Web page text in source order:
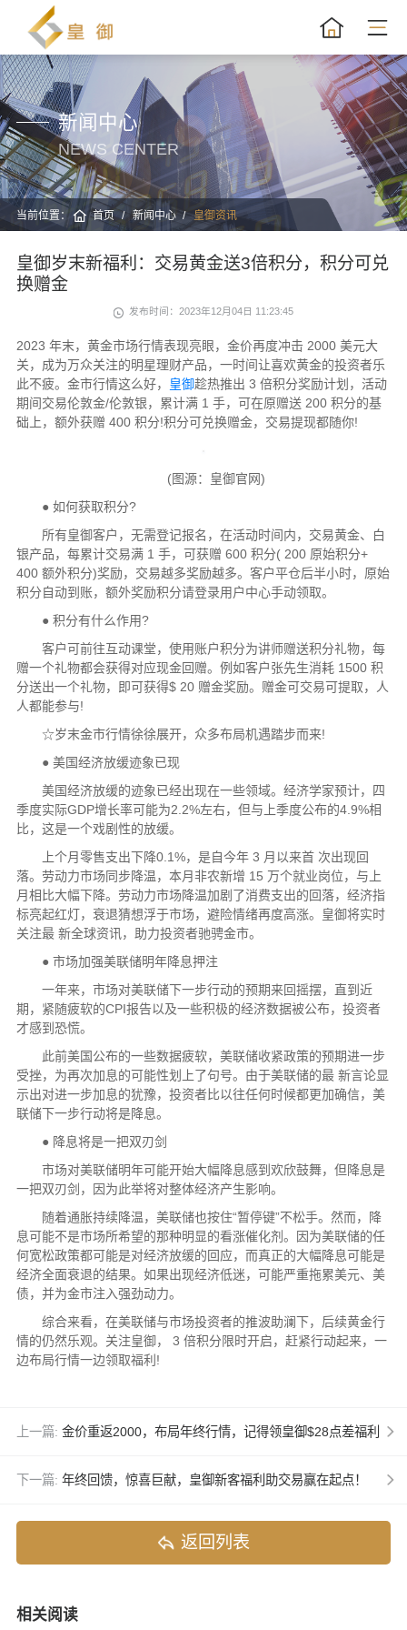
新闻中心
NEWS CENTER
当前位置： 首页 新闻中心 皇御资讯
皇御岁末新福利：交易黄金送3倍积分，积分可兑
换赠金
发布时间：2023年12月04日 11:23:45
2023 年末，黄金市场行情表现亮眼，金价再度冲击 2000 美元大
关，成为万众关注的明星理财产品，一时间让喜欢黄金的投资者乐
此不疲。金市行情这么好， 皇御趁热推出 3 倍积分奖励计划，活动
期间交易伦敦金/伦敦银，累计满 1 手，可在原赠送 200 积分的基
础上，额外获赠 400 积分!积分可兑换赠金，交易提现都随你!
(图源：皇御官网)
● 如何获取积分?
所有皇御客户，无需登记报名，在活动时间内，交易黄金、白
银产品，每累计交易满 1 手，可获赠 600 积分( 200 原始积分+
400 额外积分)奖励，交易越多奖励越多。客户平仓后半小时，原始
积分自动到账，额外奖励积分请登录用户中心手动领取。
● 积分有什么作用?
客户可前往互动课堂，使用账户积分为讲师赠送积分礼物，每
赠一个礼物都会获得对应现金回赠。例如客户张先生消耗 1500 积
分送出一个礼物，即可获得$ 20 赠金奖励。赠金可交易可提取，人
人都能参与!
☆岁末金市行情徐徐展开，众多布局机遇踏步而来!
● 美国经济放缓迹象已现
美国经济放缓的迹象已经出现在一些领域。经济学家预计，四
季度实际GDP增长率可能为2.2%左右，但与上季度公布的4.9%相
比，这是一个戏剧性的放缓。
上个月零售支出下降0.1%，是自今年 3 月以来首 次出现回
落。劳动力市场同步降温，本月非农新增 15 万个就业岗位，与上
月相比大幅下降。劳动力市场降温加剧了消费支出的回落，经济指
标亮起红灯，衰退猜想浮于市场，避险情绪再度高涨。皇御将实时
关注最 新全球资讯，助力投资者驰骋金市。
● 市场加强美联储明年降息押注
一年来，市场对美联储下一步行动的预期来回摇摆，直到近
期，紧随疲软的CPI报告以及一些积极的经济数据被公布，投资者
才感到恐慌。
此前美国公布的一些数据疲软，美联储收紧政策的预期进一步
受挫，为再次加息的可能性划上了句号。由于美联储的最 新言论显
示出对进一步加息的犹豫，投资者比以往任何时候都更加确信，美
联储下一步行动将是降息。
● 降息将是一把双刃剑
市场对美联储明年可能开始大幅降息感到欢欣鼓舞，但降息是
一把双刃剑，因为此举将对整体经济产生影响。
随着通胀持续降温，美联储也按住“暂停键”不松手。然而，降
息可能不是市场所希望的那种明显的看涨催化剂。因为美联储的任
何宽松政策都可能是对经济放缓的回应，而真正的大幅降息可能是
经济全面衰退的结果。如果出现经济低迷，可能严重拖累美元、美
债，并为金市注入强劲动力。
综合来看，在美联储与市场投资者的推波助澜下，后续黄金行
情的仍然乐观。关注皇御， 3 倍积分限时开启，赶紧行动起来，一
边布局行情一边领取福利!
上一篇: 金价重返2000，布局年终行情，记得领皇御$28点差福利
下一篇: 年终回馈，惊喜巨献，皇御新客福利助交易赢在起点！
返回列表
相关阅读